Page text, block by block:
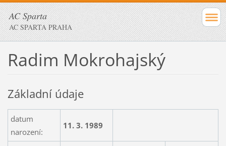
AC Sparta
AC SPARTA PRAHA
Radim Mokrohajský
Základní údaje
datum
narození:
11. 3. 1989